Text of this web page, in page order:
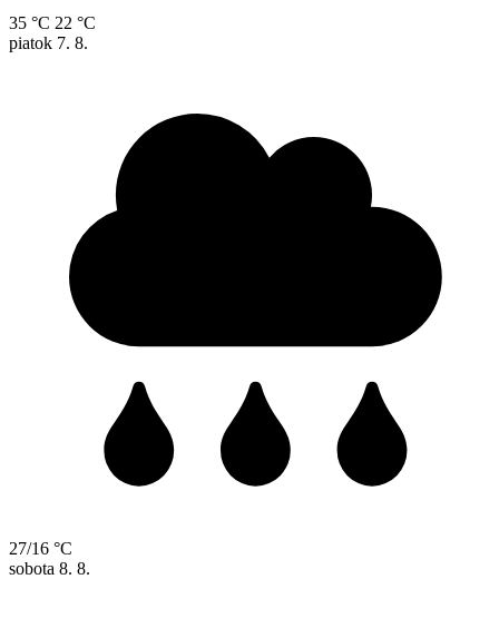
35 °C 22 °C
piatok 7. 8.
27/16 °C
sobota 8. 8.